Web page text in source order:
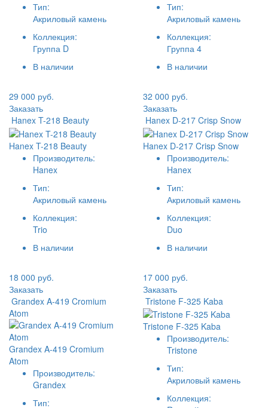
Тип:
Акриловый камень
Коллекция:
Группа D
В наличии
29 000 руб.
Заказать
Тип:
Акриловый камень
Коллекция:
Группа 4
В наличии
32 000 руб.
Заказать
Hanex T-218 Beauty
Hanex T-218 Beauty
Производитель:
Hanex
Тип:
Акриловый камень
Коллекция:
Trio
В наличии
18 000 руб.
Заказать
Hanex D-217 Crisp Snow
Hanex D-217 Crisp Snow
Производитель:
Hanex
Тип:
Акриловый камень
Коллекция:
Duo
В наличии
17 000 руб.
Заказать
Grandex A-419 Cromium
Atom
Grandex A-419 Cromium
Atom
Производитель:
Grandex
Тип:
Tristone F-325 Kaba
Tristone F-325 Kaba
Производитель:
Tristone
Тип:
Акриловый камень
Коллекция: